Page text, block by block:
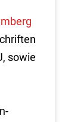
sowie